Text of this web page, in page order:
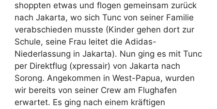
shoppten etwas und flogen gemeinsam zurück
nach Jakarta, wo sich Tunc von seiner Familie
verabschieden musste (Kinder gehen dort zur
Schule, seine Frau leitet die Adidas-
Niederlassung in Jakarta). Nun ging es mit Tunc
per Direktflug (xpressair) von Jakarta nach
Sorong. Angekommen in West-Papua, wurden
wir bereits von seiner Crew am Flughafen
erwartet. Es ging nach einem kräftigen